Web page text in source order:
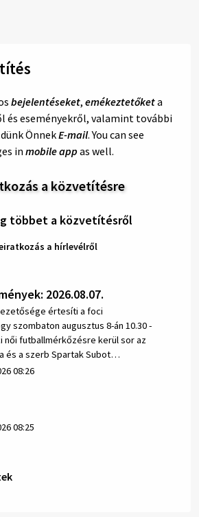
bejelentéseket, emékeztetőketa
és eseményekről, valamint további
ÖnnekE-mail. You can see
in mobile app as well.
a közvetítésre
többet a közvetítésről
a hírlevélről
2026.08.07.
értesíti a foci
szombaton augusztus 8-án 10.30 -
női futballmérkőzésre kerül sor az
és a szerb Spartak Subot…
08:26
08:25
2026.08.06.
MAGÁTÓL ÉRTETŐDŐ. A tartós